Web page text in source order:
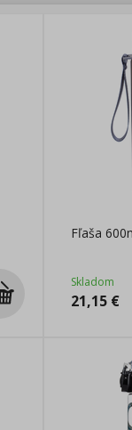
Fľaša
Skladom
21,15 €